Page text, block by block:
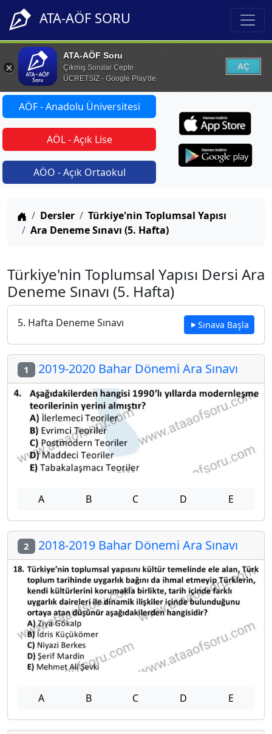
ATA-AÖF SORU
ATA-AÖF Soru
Çıkmış Sorular Cepte
ÜCRETSİZ - Google Play'de
AÇ
AÖF - Anadolu Üniversitesi
AÖL - Açık Lise
AÖO - Açık Ortaokul
Anasayfa
Dersler
Türkiye'nin Toplumsal Yapısı
Ara Deneme Sınavı (5. Hafta)
Türkiye'nin Toplumsal Yapısı Dersi Ara
Deneme Sınavı (5. Hafta)
5. Hafta Deneme Sınavı Sınava Başla
1 2019-2020 Bahar Dönemi Ara Sınavı
A B C D E
2 2018-2019 Bahar Dönemi Ara Sınavı
A B C D E